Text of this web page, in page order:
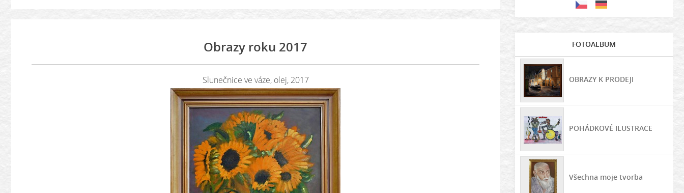
Obrazy roku 2017
Slunečnice ve váze, olej, 2017
FOTOALBUM
OBRAZY K PRODEJI
POHÁDKOVÉ ILUSTRACE
Všechna moje tvorba